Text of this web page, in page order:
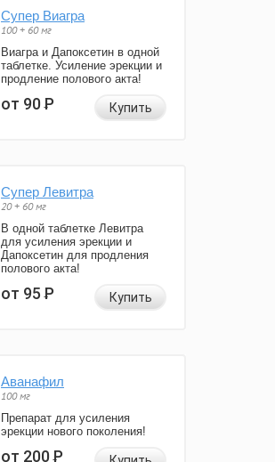
Супер Виагра
100 + 60 мг
Виагра и Дапоксетин в одной
таблетке. Усиление эрекции и
продление полового акта!
от 90Р Купить
Супер Левитра
20 + 60 мг
В одной таблетке Левитра
для усиления эрекции и
Дапоксетин для продления
полового акта!
от 95Р Купить
Аванафил
100 мг
Препарат для усиления
эрекции нового поколения!
от 200Р